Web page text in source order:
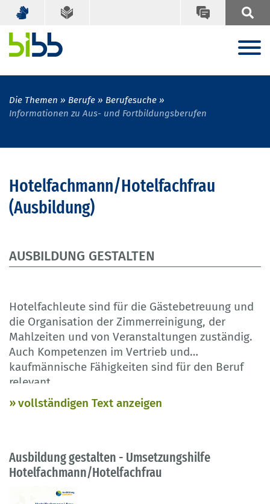
Die Themen Berufe
Berufesuche
Informationen zu Aus- und Fortbildungsberufen
Hotelfachmann/Hotelfachfrau
(Ausbildung)
AUSBILDUNG GESTALTEN
Hotelfachleute sind für die Gästebetreuung und
die Organisation der Zimmerreinigung, der
Mahlzeiten und von Veranstaltungen zuständig.
Auch Kompetenzen im Vertrieb und
kaufmännische Fähigkeiten sind für den Beruf
relevant.
Die Umsetzungshilfe gibt Informationen zur
modernisierten Ausbildungsordnung und den
Personalmanagement. Sie erläutert die neue
Prüfungsstruktur ebenso wie die neue
Zusatzqualifikation „Bar und Wein“.
vollständigen Text anzeigen
Ausbildung gestalten - Umsetzungshilfe
Hotelfachmann/Hotelfachfrau